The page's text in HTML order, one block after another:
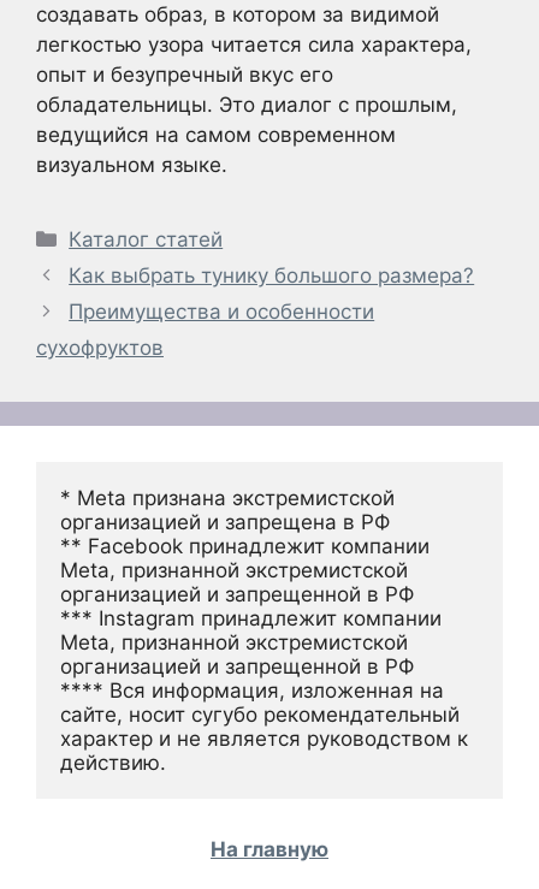
создавать образ, в котором за видимой
легкостью узора читается сила характера,
опыт и безупречный вкус его
обладательницы. Это диалог с прошлым,
ведущийся на самом современном
визуальном языке.
Рубрики
Каталог статей
Как выбрать тунику большого размера?
Преимущества и особенности
сухофруктов
* Meta признана экстремистской
организацией и запрещена в РФ
** Facebook принадлежит компании
Meta, признанной экстремистской
организацией и запрещенной в РФ
*** Instagram принадлежит компании
Meta, признанной экстремистской
организацией и запрещенной в РФ
**** Вся информация, изложенная на
сайте, носит сугубо рекомендательный
характер и не является руководством к
действию.
На главную